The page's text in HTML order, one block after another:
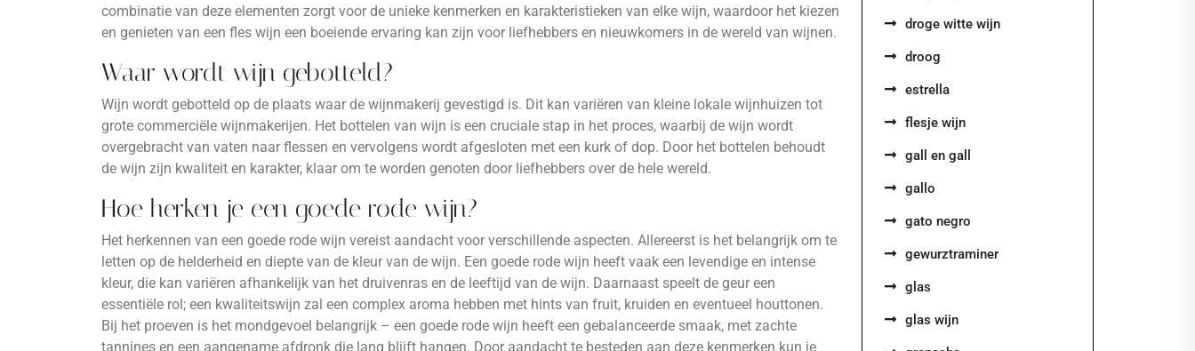
combinatie van deze elementen zorgt voor de unieke kenmerken en karakteristieken van elke wijn, waardoor het kiezen
en genieten van een fles wijn een boeiende ervaring kan zijn voor liefhebbers en nieuwkomers in de wereld van wijnen.
Waar wordt wijn gebotteld?
Wijn wordt gebotteld op de plaats waar de wijnmakerij gevestigd is. Dit kan variëren van kleine lokale wijnhuizen tot
grote commerciële wijnmakerijen. Het bottelen van wijn is een cruciale stap in het proces, waarbij de wijn wordt
overgebracht van vaten naar flessen en vervolgens wordt afgesloten met een kurk of dop. Door het bottelen behoudt
de wijn zijn kwaliteit en karakter, klaar om te worden genoten door liefhebbers over de hele wereld.
Hoe herken je een goede rode wijn?
Het herkennen van een goede rode wijn vereist aandacht voor verschillende aspecten. Allereerst is het belangrijk om te
letten op de helderheid en diepte van de kleur van de wijn. Een goede rode wijn heeft vaak een levendige en intense
kleur, die kan variëren afhankelijk van het druivenras en de leeftijd van de wijn. Daarnaast speelt de geur een
essentiële rol; een kwaliteitswijn zal een complex aroma hebben met hints van fruit, kruiden en eventueel houttonen.
Bij het proeven is het mondgevoel belangrijk – een goede rode wijn heeft een gebalanceerde smaak, met zachte
tannines en een aangename afdronk die lang blijft hangen. Door aandacht te besteden aan deze kenmerken kun je
droge witte wijn
droog
estrella
flesje wijn
gall en gall
gallo
gato negro
gewurztraminer
glas
glas wijn